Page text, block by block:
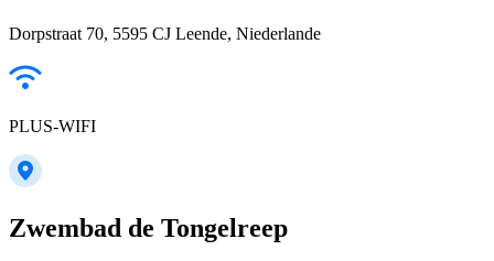
Dorpstraat 70, 5595 CJ Leende, Niederlande
PLUS-WIFI
Zwembad de Tongelreep